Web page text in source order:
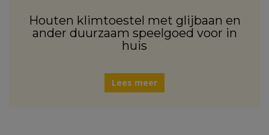
Houten klimtoestel met glijbaan en
ander duurzaam speelgoed voor in
huis
Lees meer